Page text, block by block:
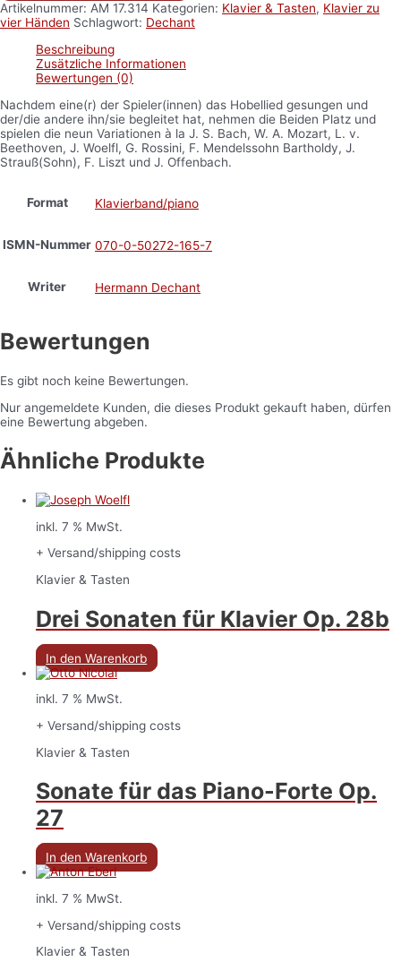
Artikelnummer: AM 17.314 Kategorien: Klavier & Tasten, Klavier zu
vier Händen Schlagwort: Dechant
Beschreibung
Zusätzliche Informationen
Bewertungen (0)
Nachdem eine(r) der Spieler(innen) das Hobellied gesungen und
der/die andere ihn/sie begleitet hat, nehmen die Beiden Platz und
spielen die neun Variationen à la J. S. Bach, W. A. Mozart, L. v.
Beethoven, J. Woelfl, G. Rossini, F. Mendelssohn Bartholdy, J.
Strauß(Sohn), F. Liszt und J. Offenbach.
Format Klavierband/piano
ISMN-Nummer 070-0-50272-165-7
Writer Hermann Dechant
Bewertungen
Es gibt noch keine Bewertungen.
Nur angemeldete Kunden, die dieses Produkt gekauft haben, dürfen
eine Bewertung abgeben.
Ähnliche Produkte
inkl. 7 % MwSt.
+ Versand/shipping costs
Klavier & Tasten
Drei Sonaten für Klavier Op. 28b
In den Warenkorb
inkl. 7 % MwSt.
+ Versand/shipping costs
Klavier & Tasten
Sonate für das Piano-Forte Op.
27
In den Warenkorb
inkl. 7 % MwSt.
+ Versand/shipping costs
Klavier & Tasten